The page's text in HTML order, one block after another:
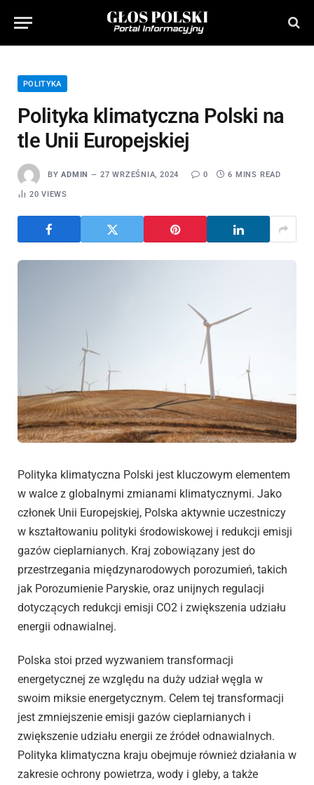
POLITYKA
Polityka klimatyczna Polski na
tle Unii Europejskiej
BY ADMIN 27 WRZEŚNIA, 2024 0 6 MINS READ
20VIEWS
Polityka klimatyczna Polski jest kluczowym elementem
w walce z globalnymi zmianami klimatycznymi. Jako
członek Unii Europejskiej, Polska aktywnie uczestniczy
w kształtowaniu polityki środowiskowej i redukcji emisji
gazów cieplarnianych. Kraj zobowiązany jest do
przestrzegania międzynarodowych porozumień, takich
jak Porozumienie Paryskie, oraz unijnych regulacji
dotyczących redukcji emisji CO2 i zwiększenia udziału
energii odnawialnej.
Polska stoi przed wyzwaniem transformacji
energetycznej ze względu na duży udział węgla w
swoim miksie energetycznym. Celem tej transformacji
jest zmniejszenie emisji gazów cieplarnianych i
zwiększenie udziału energii ze źródeł odnawialnych.
Polityka klimatyczna kraju obejmuje również działania w
zakresie ochrony powietrza, wody i gleby, a także